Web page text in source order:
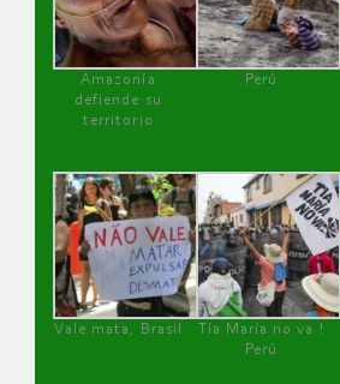
Amazonía
defiende su
territorio
Perú
Vale mata, Brasil
Tía María no va !
Perú